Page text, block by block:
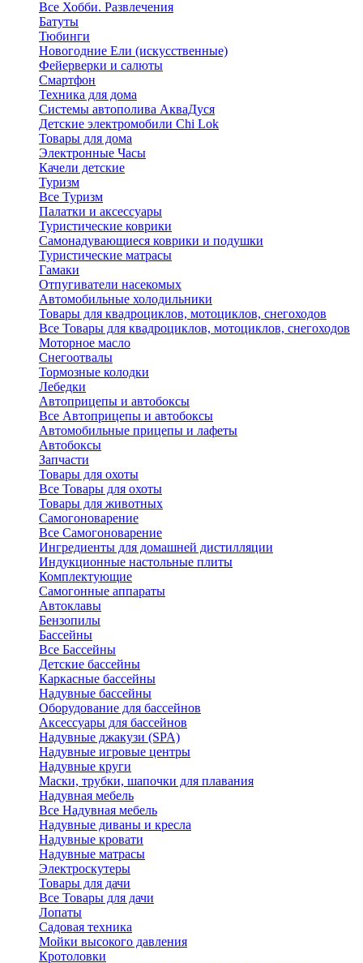
Все Хобби. Развлечения
Батуты
Тюбинги
Новогодние Ели (искусственные)
Фейерверки и салюты
Смартфон
Техника для дома
Системы автополива АкваДуся
Детские электромобили Chi Lok
Товары для дома
Электронные Часы
Качели детские
Туризм
Все Туризм
Палатки и аксессуары
Туристические коврики
Самонадувающиеся коврики и подушки
Туристические матрасы
Гамаки
Отпугиватели насекомых
Автомобильные холодильники
Товары для квадроциклов, мотоциклов, снегоходов
Все Товары для квадроциклов, мотоциклов, снегоходов
Моторное масло
Снегоотвалы
Тормозные колодки
Лебедки
Автоприцепы и автобоксы
Все Автоприцепы и автобоксы
Автомобильные прицепы и лафеты
Автобоксы
Запчасти
Товары для охоты
Все Товары для охоты
Товары для животных
Самогоноварение
Все Самогоноварение
Ингредиенты для домашней дистилляции
Индукционные настольные плиты
Комплектующие
Самогонные аппараты
Автоклавы
Бензопилы
Бассейны
Все Бассейны
Детские бассейны
Каркасные бассейны
Надувные бассейны
Оборудование для бассейнов
Аксессуары для бассейнов
Надувные джакузи (SPA)
Надувные игровые центры
Надувные круги
Маски, трубки, шапочки для плавания
Надувная мебель
Все Надувная мебель
Надувные диваны и кресла
Надувные кровати
Надувные матрасы
Электроскутеры
Товары для дачи
Все Товары для дачи
Лопаты
Садовая техника
Мойки высокого давления
Кротоловки